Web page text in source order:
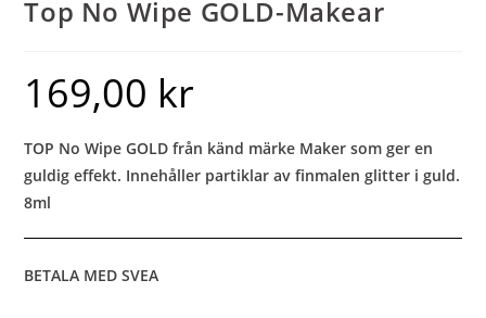
Top No Wipe GOLD-Makear
169,00 kr
TOP No Wipe GOLD från känd märke Maker som ger en
guldig effekt. Innehåller partiklar av finmalen glitter i guld.
8ml
BETALA MED SVEA